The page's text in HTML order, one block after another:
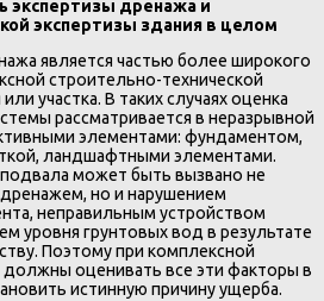
экспертизы дренажа и
экспертизы здания в целом
является частью более широкого
строительно-технической
участка. В таких случаях оценка
рассматривается в неразрывной
элементами: фундаментом,
ландшафтными элементами.
может быть вызвано не
но и нарушением
неправильным устройством
уровня грунтовых вод в результате
Поэтому при комплексной
должны оценивать все эти факторы в
истинную причину ущерба.